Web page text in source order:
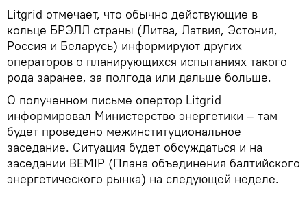
Litgrid отмечает, что обычно действующие в
кольце БРЭЛЛ страны (Литва, Латвия, Эстония,
Россия и Беларусь) информируют других
операторов о планирующихся испытаниях такого
рода заранее, за полгода или дальше больше.
О полученном письме опертор Litgrid
информировал Министерство энергетики – там
будет проведено межинституциональное
заседание. Ситуация будет обсуждаться и на
заседании BEMIP (Плана объединения балтийского
энергетического рынка) на следующей неделе.